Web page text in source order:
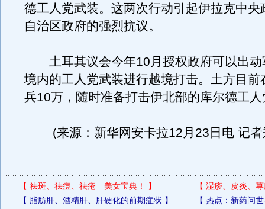
德工人党武装。这两次行动引起伊拉克中央
自治区政府的强烈抗议。
土耳其议会今年10月授权政府可以出动
境内的工人党武装进行越境打击。土方目前
兵10万，随时准备打击伊北部的库尔德工
(来源：新华网安卡拉12月23日电 记者
【 祛斑、祛痘、祛疮—美女宝典！ 】 【 湿疹、皮炎、
【 脂肪肝、酒精肝、肝硬化的前期症状 】 【 热点：新药问